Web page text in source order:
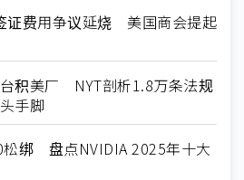
证费用争议延烧 美国商会提起
积美厂 NYT剖析1.8万条法规
手脚
绑 盘点NVIDIA 2025年十大